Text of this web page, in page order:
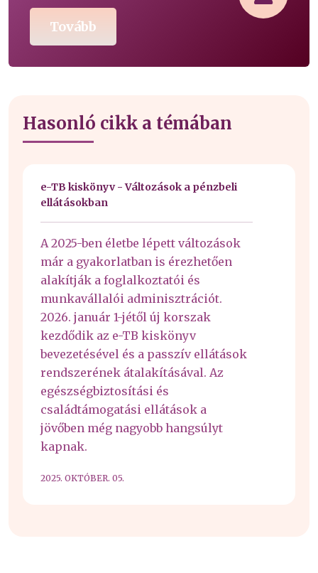
Tovább
Hasonló cikk a témában
e-TB kiskönyv - Változások a pénzbeli
ellátásokban
A 2025-ben életbe lépett változások
már a gyakorlatban is érezhetően
alakítják a foglalkoztatói és
munkavállalói adminisztrációt.
2026. január 1-jétől új korszak
kezdődik az e-TB kiskönyv
bevezetésével és a passzív ellátások
rendszerének átalakításával. Az
egészségbiztosítási és
családtámogatási ellátások a
jövőben még nagyobb hangsúlyt
kapnak.
2025. OKTÓBER. 05.